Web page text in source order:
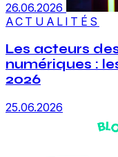
26.06.2026
ACTUALITÉS
Les acteurs
numériques :
2026
25.06.2026